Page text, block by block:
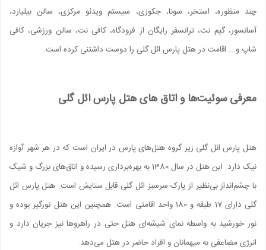
چند منظوره، استخر، سونا، جکوزی، سیستم ویدئو مرکزی، سالن بیلیارد،
آسانسور، گیم نت، ترانسفر رایگان از فرودگاه، کافی نت، سالن ورزشی، کافی
شاپ و... اقامت در هتل پارس ائل گلی را دوست داشتنی کرده است.
معرفی سوئیت‌ها و اتاق های هتل پارس ائل گلی
هتل پارس ائل گلی زیر گروه هتل‌های پارس در ایران است که در هر شهر آوازه
نیک دارد. این هتل در سال 1380 به بهره‌برداری رسیده و اتاق‌های بزرگ و شیک
با چشم‌انداز بی‌نظیر از پارک سرسبز ائل گلی قابل ستایش است. هتل پارس ائل
گلی دارای 17 طبقه و 180 واحد اقامتی است. همچنین این هتل نورگیر بوده و
نور خورشید به واسطه نمای شیشه‌ای هتل حتی در راهروها نیز جریان دارد و
انرژی مضاعفی به میهمانان و افراد حاضر در هتل می‌دهد.